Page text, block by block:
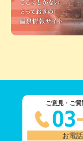
ご意見・ご質
お電